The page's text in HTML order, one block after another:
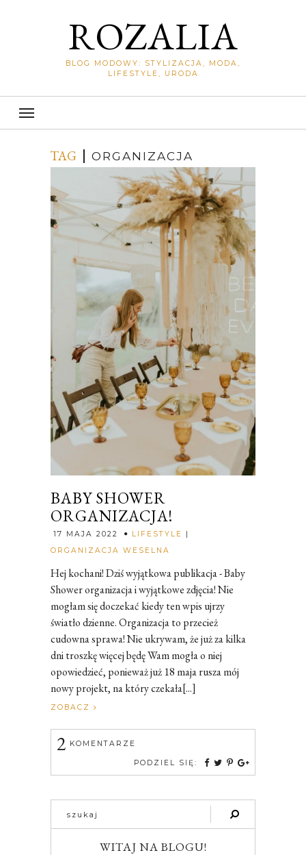
ROZALIA
BLOG MODOWY: STYLIZACJA, MODA,
LIFESTYLE, URODA
TAG ORGANIZACJA
BABY SHOWER
ORGANIZACJA!
17 MAJA 2022 LIFESTYLE
|
ORGANIZACJA WESELNA
Hej kochani! Dziś wyjątkowa publikacja - Baby
Shower organizacja i wyjątkowe zdjęcia! Nie
mogłam się doczekać kiedy ten wpis ujrzy
światło dzienne. Organizacja to przecież
cudowna sprawa! Nie ukrywam, że już za kilka
dni troszkę więcej będę Wam mogła o niej
opowiedzieć, ponieważ już 18 maja rusza mój
nowy projekt, na który czekała[...]
ZOBACZ
2 KOMENTARZE
PODZIEL SIĘ:
WITAJ NA BLOGU!